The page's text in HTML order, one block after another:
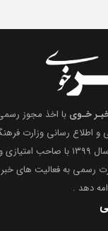
خـوی
و اطلاع رسانی وزارت
یافت از ۲۰ مرداد ماه سال ۱۳۹۹
رسمی به فعالیت های
دهد .